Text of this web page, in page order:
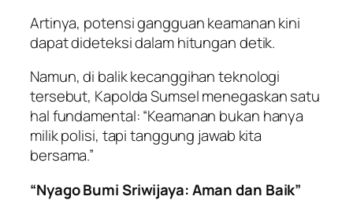
Artinya, potensi gangguan keamanan kini
dapat dideteksi dalam hitungan detik.
Namun, di balik kecanggihan teknologi
tersebut, Kapolda Sumsel menegaskan satu
hal fundamental: “Keamanan bukan hanya
milik polisi, tapi tanggung jawab kita
bersama.”
“Nyago Bumi Sriwijaya: Aman dan Baik”